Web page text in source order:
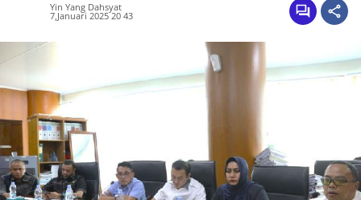
Yin Yang Dahsyat
7,Januari 2025 20 43